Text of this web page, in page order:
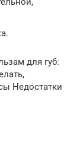
для губ:
Недостатки